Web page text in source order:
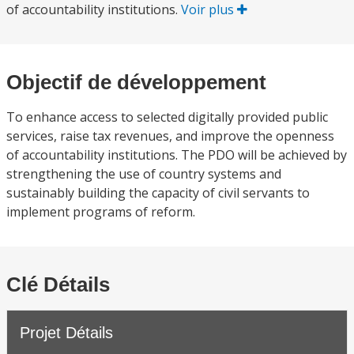
of accountability institutions. Voir plus
Objectif de développement
To enhance access to selected digitally provided public
services, raise tax revenues, and improve the openness
of accountability institutions. The PDO will be achieved by
strengthening the use of country systems and
sustainably building the capacity of civil servants to
implement programs of reform.
Clé Détails
Projet Détails